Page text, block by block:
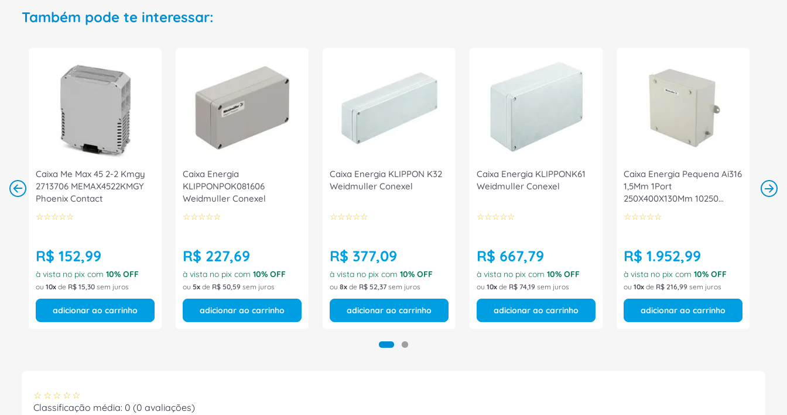
Também pode te interessar:
Caixa Me Max 45 2-2 Kmgy
2713706 MEMAX4522KMGY
Phoenix Contact
☆☆☆☆☆
R$ 152,99
à vista no pix com 10% OFF
ou 10 de R$ 15,30 sem juros
adicionar ao carrinho
Caixa Energia
KLIPPONPOK081606
Weidmuller Conexel
☆☆☆☆☆
R$ 227,69
à vista no pix com 10% OFF
ou 5 de R$ 50,59 sem juros
adicionar ao carrinho
Caixa Energia KLIPPON K32
Weidmuller Conexel
☆☆☆☆☆
R$ 377,09
à vista no pix com 10% OFF
ou 8 de R$ 52,37 sem juros
adicionar ao carrinho
Caixa Energia KLIPPONK61
Weidmuller Conexel
☆☆☆☆☆
R$ 667,79
à vista no pix com 10% OFF
ou 10 de R$ 74,19 sem juros
adicionar ao carrinho
Caixa Energia Pequena Ai316
1,5Mm 1Port
250X400X130Mm 10250
1025050000 Weidmuller
Conexel
☆☆☆☆☆
R$ 1.952,99
à vista no pix com 10% OFF
ou 10 de R$ 216,99 sem juros
adicionar ao carrinho
☆ ☆ ☆ ☆ ☆
Classificação média: 0 (0 avaliações)